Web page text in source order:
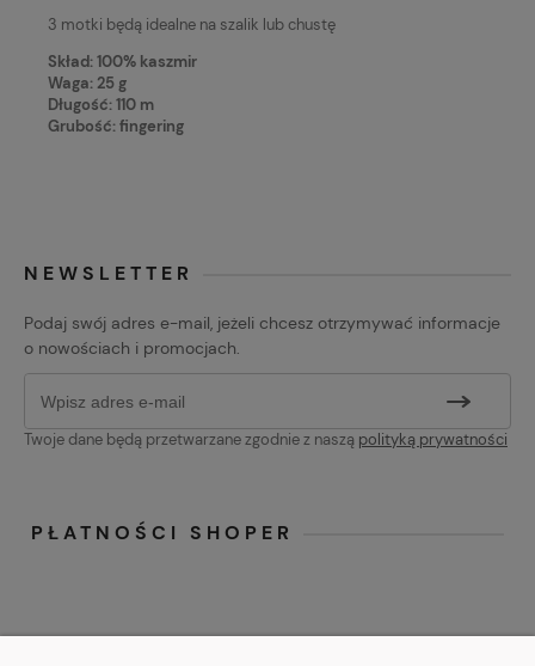
3 motki będą idealne na szalik lub chustę
Skład: 100% kaszmir
Waga: 25 g
Długość: 110 m
Grubość: fingering
NEWSLETTER
Podaj swój adres e-mail, jeżeli chcesz otrzymywać informacje
o nowościach i promocjach.
Twoje dane będą przetwarzane zgodnie z naszą polityką prywatności
PŁATNOŚCI SHOPER